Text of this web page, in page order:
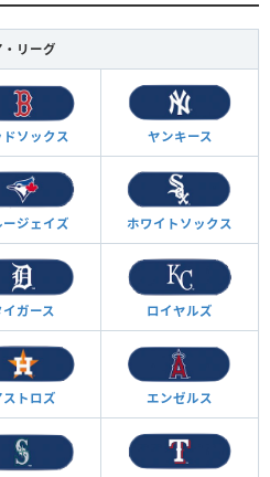
・リーグ
ドソックス ヤンキース
ージェイズ ホワイトソックス
イガース ロイヤルズ
ストロズ エンゼルス